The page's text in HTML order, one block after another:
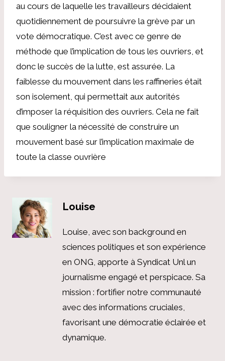
au cours de laquelle les travailleurs décidaient
quotidiennement de poursuivre la grève par un
vote démocratique. C’est avec ce genre de
méthode que l’implication de tous les ouvriers, et
donc le succès de la lutte, est assurée. La
faiblesse du mouvement dans les raffineries était
son isolement, qui permettait aux autorités
d’imposer la réquisition des ouvriers. Cela ne fait
que souligner la nécessité de construire un
mouvement basé sur l’implication maximale de
toute la classe ouvrière
Louise
Louise, avec son background en
sciences politiques et son expérience
en ONG, apporte à Syndicat Unl un
journalisme engagé et perspicace. Sa
mission : fortifier notre communauté
avec des informations cruciales,
favorisant une démocratie éclairée et
dynamique.